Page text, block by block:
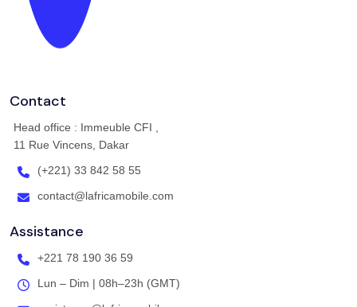
Contact
Head office : Immeuble CFI ,
11 Rue Vincens, Dakar
(+221) 33 842 58 55
contact@lafricamobile.com
Assistance
+221 78 190 36 59
Lun – Dim | 08h–23h (GMT)